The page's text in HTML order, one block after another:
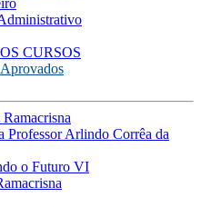
CURSOS
Professor Arlindo Corrêa da
o Futuro VI